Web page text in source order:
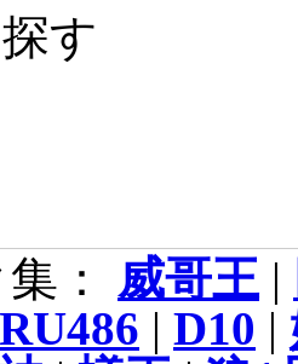
す
： 威哥王|
RU486 | D10 |